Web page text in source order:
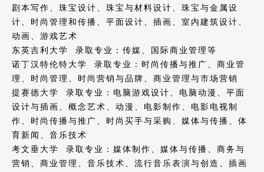
剧本写作、珠宝设计、珠宝与材料设计、珠宝与金属设
计、时尚管理和传播、平面设计、插画、室内建筑设计、
动画、游戏艺术
东英吉利大学 录取专业：传媒、国际商业管理等
诺丁汉特伦特大学 录取专业：时尚传播与推广、商业管
理、时尚管理、时尚营销与品牌、商业管理与市场营销
提赛德大学 录取专业：电脑游戏设计、电脑动漫、平面
设计与插画、概念艺术、动漫、电影制作、电影电视制
作、时尚传播与推广、时尚买手与采购、媒体与传播、体
育新闻、音乐技术
考文垂大学 录取专业：媒体制作、媒体与传播、商务与
营销、商业管理、音乐技术、流行音乐表演与创造、插画